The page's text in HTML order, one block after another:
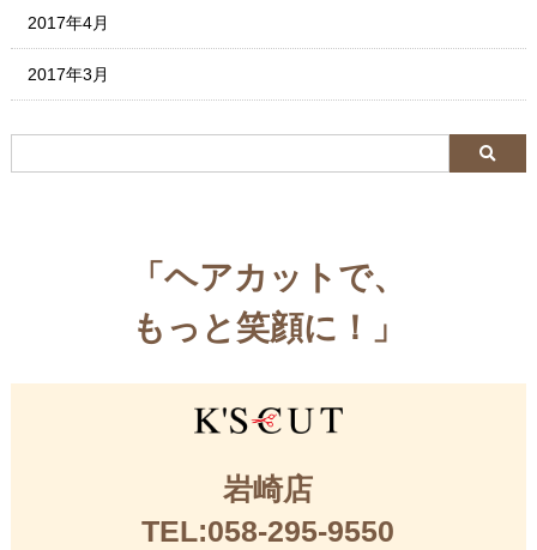
2017年4月
2017年3月
「ヘアカットで、
もっと笑顔に！」
岩崎店
TEL:058-295-9550